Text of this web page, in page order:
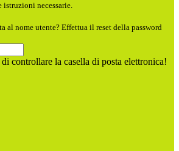
necessarie.
al nome utente? Effettua il reset della password
controllare la casella di posta elettronica!